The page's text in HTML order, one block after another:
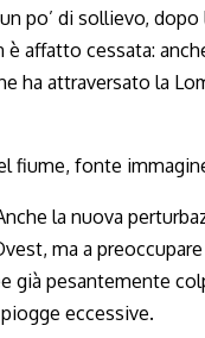
po’ di sollievo,
è affatto cessata:
ha attraversato la
la nuova
ma a
già pesantemente
eccessive.